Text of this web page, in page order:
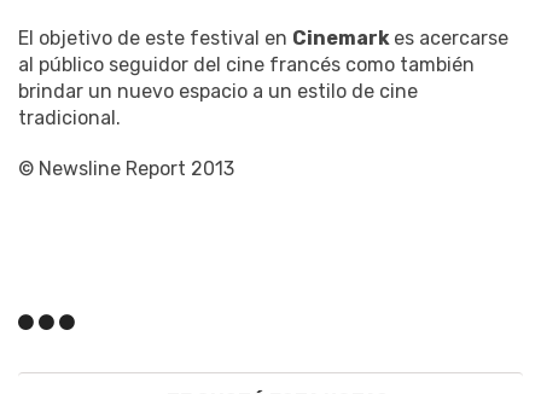
El objetivo de este festival en Cinemark es acercarse
al público seguidor del cine francés como también
brindar un nuevo espacio a un estilo de cine
tradicional.
© Newsline Report 2013